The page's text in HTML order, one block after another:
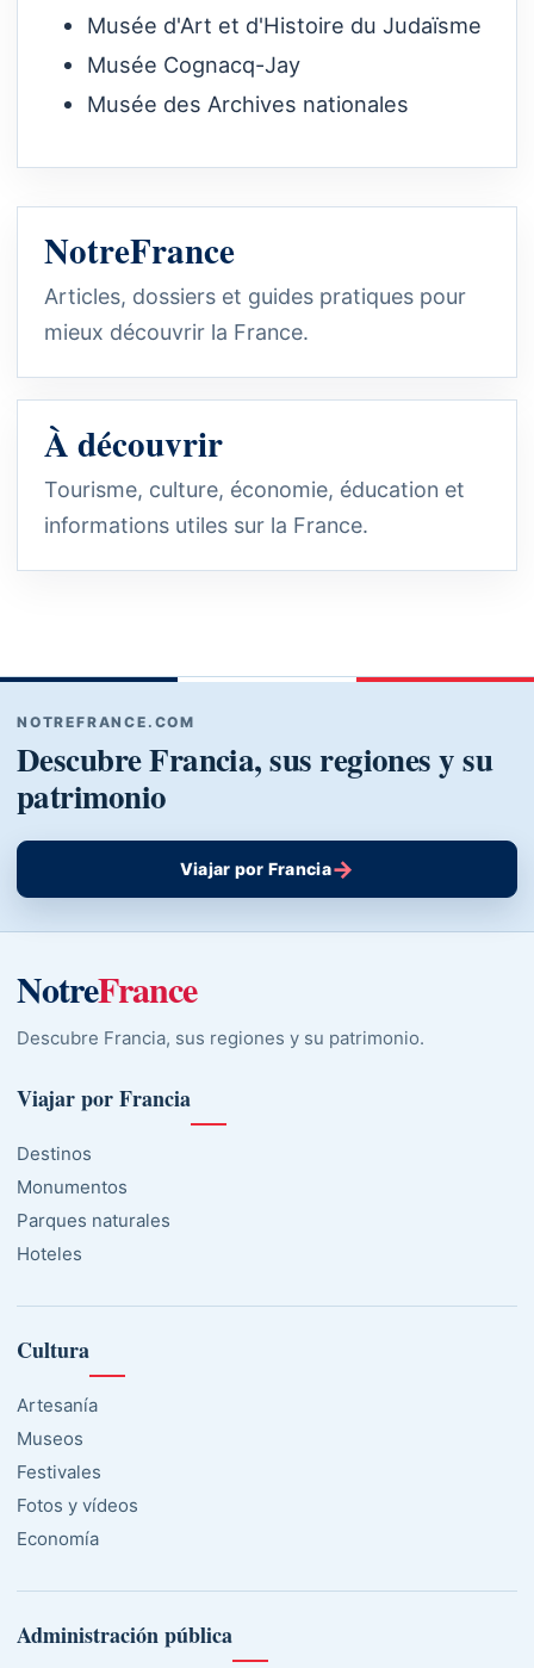
Musée d'Art et d'Histoire du Judaïsme
Musée Cognacq-Jay
Musée des Archives nationales
NotreFrance
Articles, dossiers et guides pratiques pour
mieux découvrir la France.
À découvrir
Tourisme, culture, économie, éducation et
informations utiles sur la France.
NOTREFRANCE.COM
Descubre Francia, sus regiones y su
patrimonio
Viajar por Francia→
NotreFrance
Descubre Francia, sus regiones y su patrimonio.
Viajar por Francia
Destinos
Monumentos
Parques naturales
Hoteles
Cultura
Artesanía
Museos
Festivales
Fotos y vídeos
Economía
Administración pública